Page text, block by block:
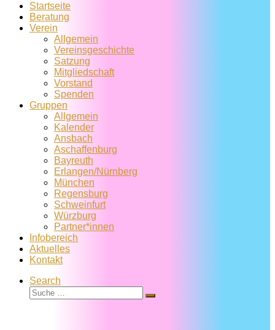
Startseite
Beratung
Verein
Allgemein
Vereins­geschichte
Satzung
Mitglied­schaft
Vorstand
Spenden
Gruppen
Allgemein
Kalender
Ansbach
Aschaffenburg
Bayreuth
Erlangen/Nürnberg
München
Regensburg
Schweinfurt
Würzburg
Partner*innen
Infobereich
Aktuelles
Kontakt
Search
Suche
Suche